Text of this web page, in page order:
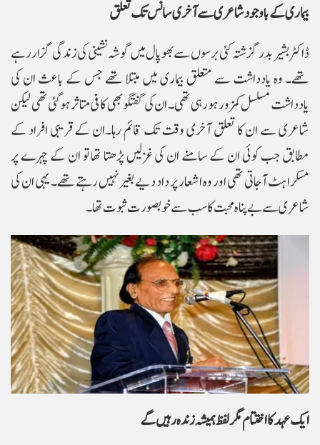
بیماری کے باوجود شاعری سے آخری سانس تک تعلق
ڈاکٹر بشیر بدر گزشتہ کئی برسوں سے بھوپال میں گوشہ نشینی کی زندگی گزار رہے
تھے۔ وہ یادداشت سے متعلق بیماری میں مبتلا تھے جس کے باعث ان کی
یادداشت مسلسل کمزور ہورہی تھی۔ ان کی گفتگو بھی کافی متاثر ہوگئی تھی لیکن
شاعری سے ان کا تعلق آخری وقت تک قائم رہا۔ان کے قریبی افراد کے
مطابق جب کوئی ان کے سامنے ان کی غزلیں پڑھتا تھا تو ان کے چہرے پر
مسکراہٹ آجاتی تھی اور وہ اشعار پر داد دیے بغیر نہیں رہتے تھے۔ یہی ان کی
شاعری سے بے پناہ محبت کا سب سے خوبصورت ثبوت تھا۔
ایک عہد کا اختتام مگر لفظ ہمیشہ زندہ رہیں گے